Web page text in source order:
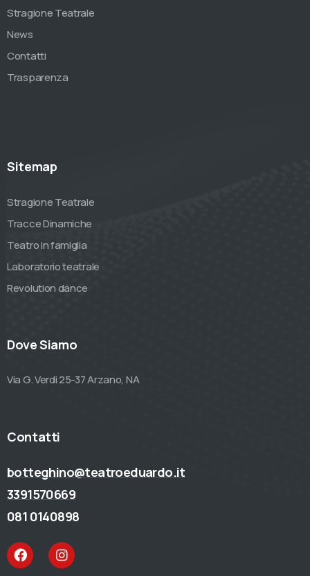
Stragione Teatrale
News
Contatti
Trasparenza
Sitemap
Stragione Teatrale
Tracce Dinamiche
Teatro in famiglia
Laboratorio teatrale
Revolution dance
Dove Siamo
Via G. Verdi 25-37 Arzano, NA
Contatti
botteghino@teatroeduardo.it
3391570669
081 0140898